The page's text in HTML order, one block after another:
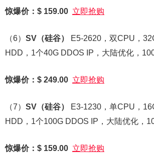
惊爆价：$ 159.00 立即抢购
（6） SV （硅谷）
E5-2620，双CPU，
HDD，1个40G DDOS IP，大陆优化，
惊爆价：$ 249.00 立即抢购
（7） SV （硅谷）
E3-1230，单CPU，
HDD，1个100G DDOS IP，大陆优化，
惊爆价：$ 159.00 立即抢购